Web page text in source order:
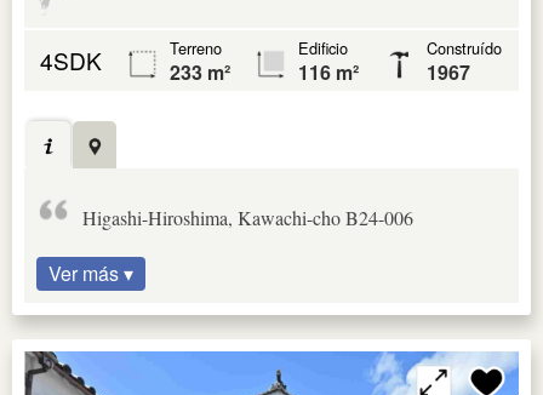
4SDK Terreno
233 m²
Edificio
116 m²
Construído
1967
Higashi-Hiroshima, Kawachi-cho B24-006
Ver más ▾